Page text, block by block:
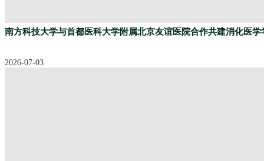
南方科技大学与首都医科大学附属北京友谊医院合作共建消化医学
2026-07-03